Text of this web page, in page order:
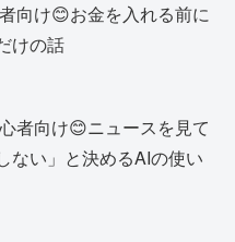
向け😊お金を入れる前に
けの話
者向け😊ニュースを見て
ない」と決めるAIの使い